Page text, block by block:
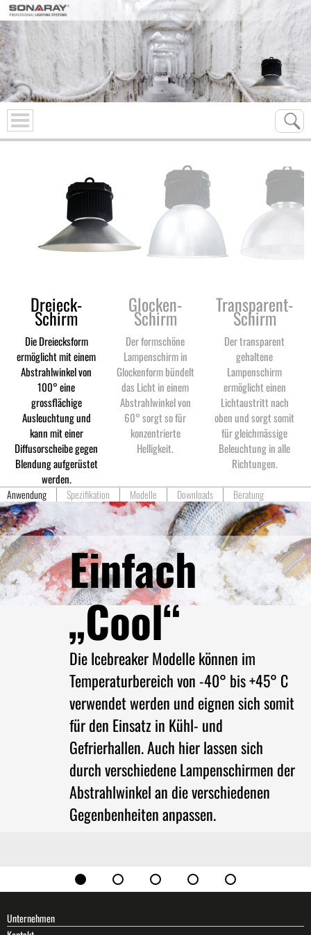
Dreieck-
Schirm
Die Dreiecksform
ermöglicht mit einem
Abstrahlwinkel von
100° eine
grossflächige
Ausleuchtung und
kann mit einer
Diffusorscheibe gegen
Blendung aufgerüstet
werden.
Glocken-
Schirm
Der formschöne
Lampenschirm in
Glockenform bündelt
das Licht in einem
Abstrahlwinkel von
60° sorgt so für
konzentrierte
Helligkeit.
Transparent-
Schirm
Der transparent
gehaltene
Lampenschirm
ermöglicht einen
Lichtaustritt nach
oben und sorgt somit
für gleichmässige
Beleuchtung in alle
Richtungen.
Anwendung Spezifikation Modelle Downloads Beratung
Einfach
„Cool“
Die Icebreaker Modelle können im
Temperaturbereich von -40° bis +45° C
verwendet werden und eignen sich somit
für den Einsatz in Kühl- und
Gefrierhallen. Auch hier lassen sich
durch verschiedene Lampenschirmen der
Abstrahlwinkel an die verschiedenen
Gegenbenheiten anpassen.
Unternehmen